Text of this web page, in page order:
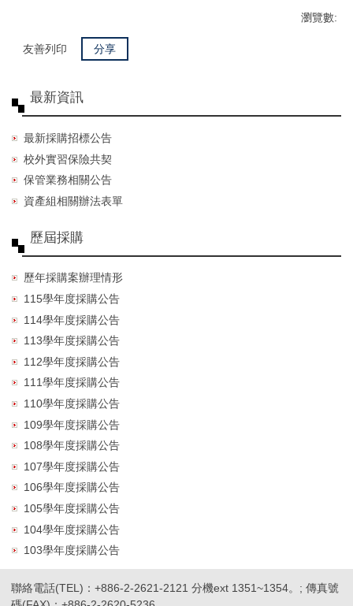
瀏覽數:
友善列印 分享
最新資訊
最新採購招標公告
校外實習保險共契
保管業務相關公告
資產組相關辦法表單
歷屆採購
歷年採購案辦理情形
115學年度採購公告
114學年度採購公告
113學年度採購公告
112學年度採購公告
111學年度採購公告
110學年度採購公告
109學年度採購公告
108學年度採購公告
107學年度採購公告
106學年度採購公告
105學年度採購公告
104學年度採購公告
103學年度採購公告
聯絡電話(TEL)：+886-2-2621-2121 分機ext 1351~1354。; 傳真號